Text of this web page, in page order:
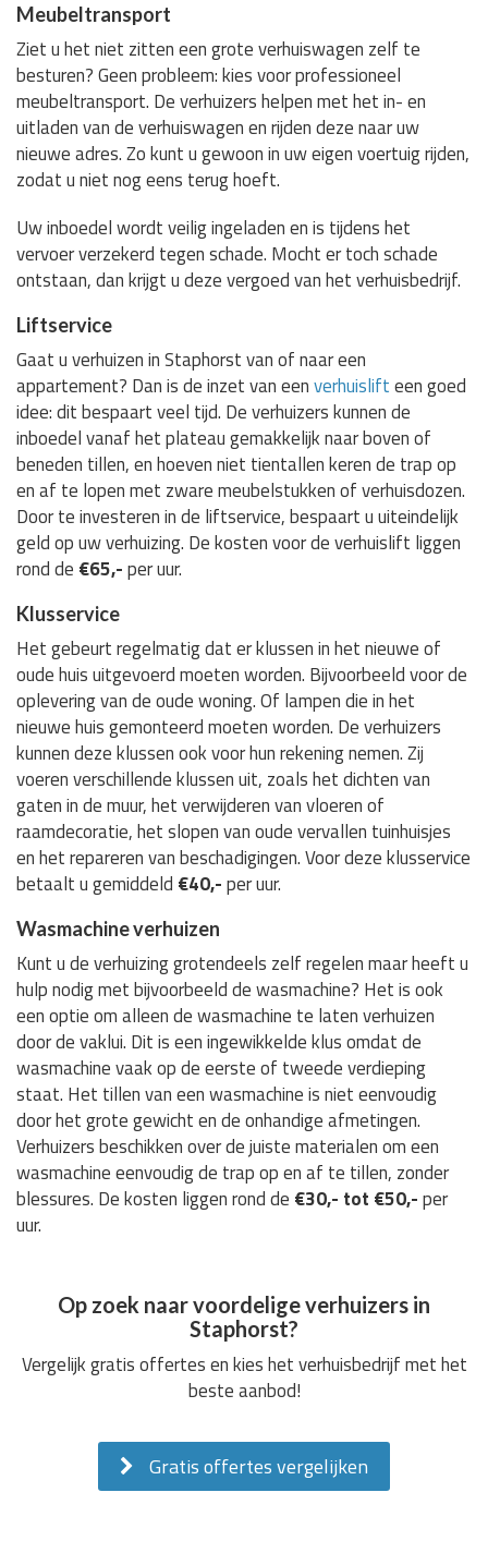
Meubeltransport
Ziet u het niet zitten een grote verhuiswagen zelf te
besturen? Geen probleem: kies voor professioneel
meubeltransport. De verhuizers helpen met het in- en
uitladen van de verhuiswagen en rijden deze naar uw
nieuwe adres. Zo kunt u gewoon in uw eigen voertuig rijden,
zodat u niet nog eens terug hoeft.
Uw inboedel wordt veilig ingeladen en is tijdens het
vervoer verzekerd tegen schade. Mocht er toch schade
ontstaan, dan krijgt u deze vergoed van het verhuisbedrijf.
Liftservice
Gaat u verhuizen in Staphorst van of naar een
appartement? Dan is de inzet van eenverhuislifteen goed
idee: dit bespaart veel tijd. De verhuizers kunnen de
inboedel vanaf het plateau gemakkelijk naar boven of
beneden tillen, en hoeven niet tientallen keren de trap op
en af te lopen met zware meubelstukken of verhuisdozen.
Door te investeren in de liftservice, bespaart u uiteindelijk
geld op uw verhuizing. De kosten voor de verhuislift liggen
rond de €65,-per uur.
Klusservice
Het gebeurt regelmatig dat er klussen in het nieuwe of
oude huis uitgevoerd moeten worden. Bijvoorbeeld voor de
oplevering van de oude woning. Of lampen die in het
nieuwe huis gemonteerd moeten worden. De verhuizers
kunnen deze klussen ook voor hun rekening nemen. Zij
voeren verschillende klussen uit, zoals het dichten van
gaten in de muur, het verwijderen van vloeren of
raamdecoratie, het slopen van oude vervallen tuinhuisjes
en het repareren van beschadigingen. Voor deze klusservice
betaalt u gemiddeld €40,-per uur.
Wasmachine verhuizen
Kunt u de verhuizing grotendeels zelf regelen maar heeft u
hulp nodig met bijvoorbeeld de wasmachine? Het is ook
een optie om alleen de wasmachine te laten verhuizen
door de vaklui. Dit is een ingewikkelde klus omdat de
wasmachine vaak op de eerste of tweede verdieping
staat. Het tillen van een wasmachine is niet eenvoudig
door het grote gewicht en de onhandige afmetingen.
Verhuizers beschikken over de juiste materialen om een
wasmachine eenvoudig de trap op en af te tillen, zonder
blessures. De kosten liggen rond de €30,- tot €50,-per
uur.
Op zoek naar voordelige verhuizers in
Staphorst?
Vergelijk gratis offertes en kies het verhuisbedrijf met het
beste aanbod!
Gratis offertes vergelijken